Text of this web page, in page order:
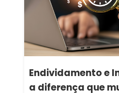
Endividamento e
a diferença que